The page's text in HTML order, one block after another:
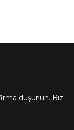
düşünün. Biz